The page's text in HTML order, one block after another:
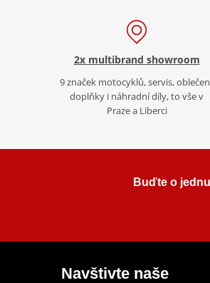
2x multibrand showroom
9 značek motocyklů, servis,
doplňky i náhradní díly, to vše v
Praze a Liberci
Buďte o
Navštivte naše